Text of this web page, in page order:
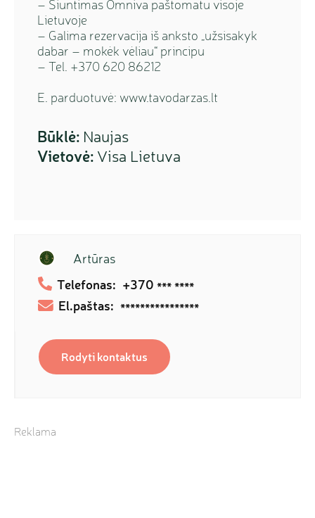
– Siuntimas Omniva paštomatu visoje
Lietuvoje
– Galima rezervacija iš anksto „užsisakyk
dabar – mokėk vėliau“ principu
– Tel. +370 620 86212
E. parduotuvė: www.tavodarzas.lt
Būklė: Naujas
Vietovė: Visa Lietuva
Artūras
Telefonas: +370 *** ****
El.paštas: ****************
Rodyti kontaktus
Reklama